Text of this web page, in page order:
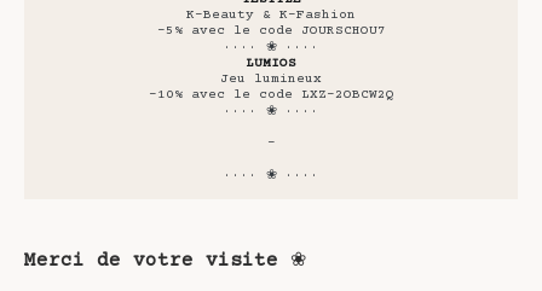
K-Beauty & K-Fashion
-5% avec le code JOURSCHOU7
···· ❀ ····
LUMIOS
Jeu lumineux
-10% avec le code LXZ-2OBCW2Q
···· ❀ ····
-
···· ❀ ····
Merci de votre visite ❀